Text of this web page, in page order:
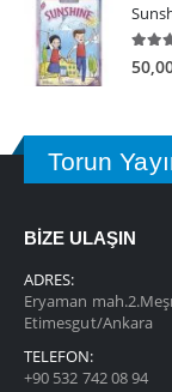
5.005
Torun
BİZE ULAŞIN
ADRES:
Eryaman
Etimesgut/Ankara
TELEFON:
+90 532 742 08 94